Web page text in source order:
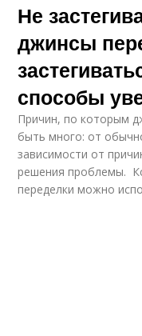
Не
джинсы
способы
Причин, по которым
быть много: от
зависимости от
решения проблемы.
переделки можно